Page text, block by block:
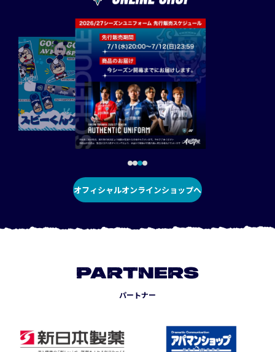
オフィシャルオンラインショップへ
PARTNERS
パートナー